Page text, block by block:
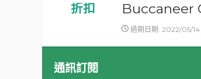
折扣 Buccaneer
過期日期: 2022/05/14
通訊訂閱